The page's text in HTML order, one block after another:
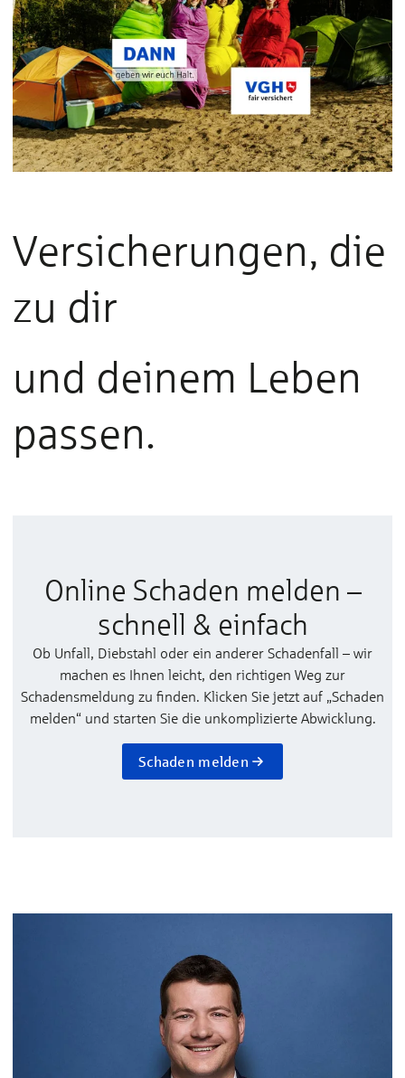
Versicherungen, die
zu dir
und deinem Leben
passen.
Online Schaden melden –
schnell & einfach
Ob Unfall, Diebstahl oder ein anderer Schadenfall – wir
machen es Ihnen leicht, den richtigen Weg zur
Schadensmeldung zu finden. Klicken Sie jetzt auf „Schaden
melden“ und starten Sie die unkomplizierte Abwicklung.
Schaden melden